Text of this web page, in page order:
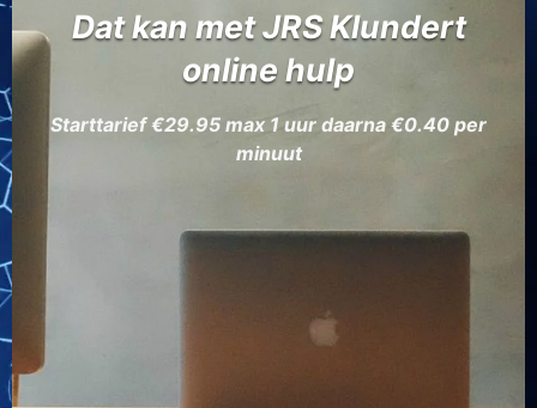
Dat kan met JRS Klundert
online hulp
Starttarief €29.95 max 1 uur daarna €0.40 per
minuut